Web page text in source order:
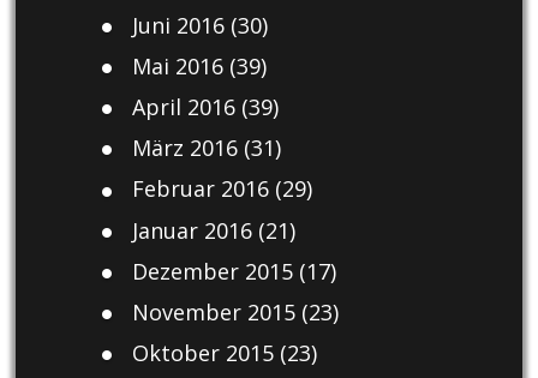
Juni 2016(30)
Mai 2016(39)
April 2016(39)
März 2016(31)
Februar 2016(29)
Januar 2016(21)
Dezember 2015(17)
November 2015(23)
Oktober 2015(23)